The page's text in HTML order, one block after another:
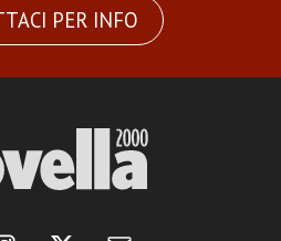
PER INFO